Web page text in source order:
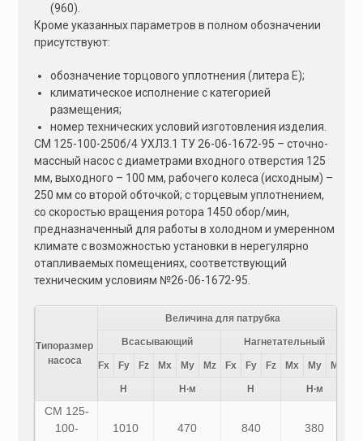
(960).
Кроме указанных параметров в полном обозначении
присутствуют:
обозначение торцового уплотнения (литера Е);
климатическое исполнение с категорией
размещения;
номер технических условий изготовления изделия.
СМ 125-100-250б/4 УХЛ3.1 ТУ 26-06-1672-95 – сточно-
массный насос с диаметрами входного отверстия 125
мм, выходного – 100 мм, рабочего колеса (исходным) –
250 мм со второй обточкой; с торцевым уплотнением,
со скоростью вращения ротора 1450 обор/мин,
предназначенный для работы в холодном и умеренном
климате с возможностью установки в нерегулярно
отапливаемых помещениях, соответствующий
техническим условиям №26-06-1672-95.
Типоразмер
насоса
Величина для патрубка
Всасывающий Нагнетательный
Fx Fy Fz Mx My Mz Fx Fy Fz Mx My Mz
Н Н∙м Н Н∙м
СМ 125-
100-
1010 470 840 380